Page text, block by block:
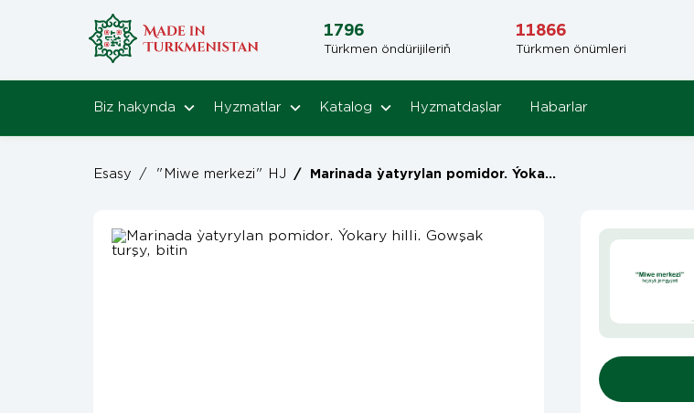
1796
Türkmen öndürijileriň
11866
Türkmen önümleri
Biz hakynda Hyzmatlar Katalog Hyzmatdaşlar Habarlar
Esasy / "Miwe merkezi" HJ / Marinada ỳatyrylan pomidor. Ýokary hilli. Gowşak turşy, bitin